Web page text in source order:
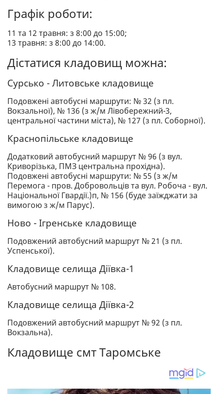
Графік роботи:
11 та 12 травня: з 8:00 до 15:00;
13 травня: з 8:00 до 14:00.
Дістатися кладовищ можна:
Сурсько - Литовське кладовище
Подовжені автобусні маршрути: № 32 (з пл.
Вокзальної), № 136 (з ж/м Лівобережний-3,
центральної частини міста), № 127 (з пл. Соборної).
Краснопільське кладовище
Додатковий автобусний маршрут № 96 (з вул.
Криворізька, ПМЗ центральна прохідна).
Подовжені автобусні маршрути: № 55 (з ж/м
Перемога - пров. Добровольців та вул. Робоча - вул.
Національної Гвардії.)п, № 156 (буде заїжджати за
вимогою з ж/м Парус).
Ново - Ігренське кладовище
Подовжений автобусний маршрут № 21 (з пл.
Успенської).
Кладовище селища Діївка-1
Автобусний маршрут № 108.
Кладовище селища Діївка-2
Подовжений автобусний маршрут № 92 (з пл.
Вокзальна).
Кладовище смт Таромське